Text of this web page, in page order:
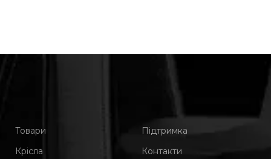
Товари
Крісла
Підтримка
Контакти